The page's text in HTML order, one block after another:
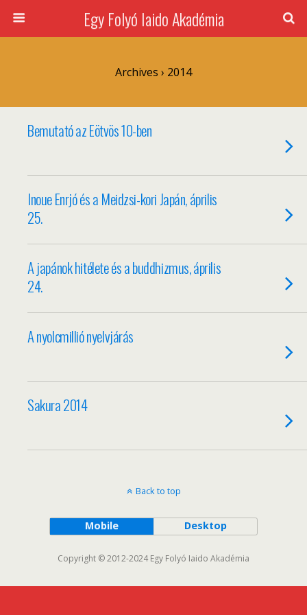
Egy Folyó Iaido Akadémia
Archives › 2014
Bemutató az Eötvös 10-ben
Inoue Enrjó és a Meidzsi-kori Japán, április
25.
A japánok hitélete és a buddhizmus, április
24.
A nyolcmillió nyelvjárás
Sakura 2014
Back to top
Mobile Desktop
Copyright © 2012-2024 Egy Folyó Iaido Akadémia